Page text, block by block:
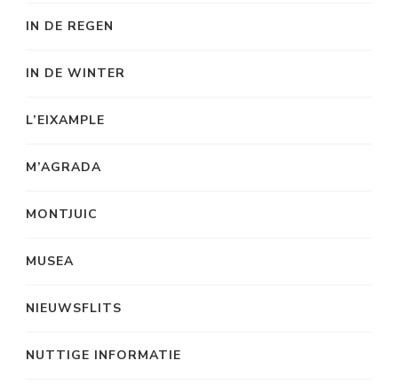
IN DE REGEN
IN DE WINTER
L’EIXAMPLE
M’AGRADA
MONTJUIC
MUSEA
NIEUWSFLITS
NUTTIGE INFORMATIE